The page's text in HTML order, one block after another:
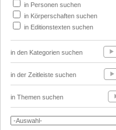
in Personen suchen
in Körperschaften suchen
in Editionstexten suchen
in den Kategorien suchen
in der Zeitleiste suchen
in Themen suchen